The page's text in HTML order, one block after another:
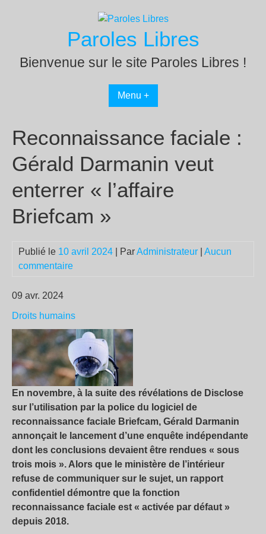
Paroles Libres
Bienvenue sur le site Paroles Libres !
Menu +
Reconnaissance faciale :
Gérald Darmanin veut
enterrer « l’affaire
Briefcam »
Publié le 10 avril 2024 | ParAdministrateur
Aucun
commentaire
09 avr. 2024
Droits humains
En novembre, à la suite des révélations de Disclose
sur l’utilisation par la police du logiciel de
reconnaissance faciale Briefcam, Gérald Darmanin
annonçait le lancement d’une enquête indépendante
dont les conclusions devaient être rendues « sous
trois mois ». Alors que le ministère de l’intérieur
refuse de communiquer sur le sujet, un rapport
confidentiel démontre que la fonction
reconnaissance faciale est « activée par défaut »
depuis 2018.